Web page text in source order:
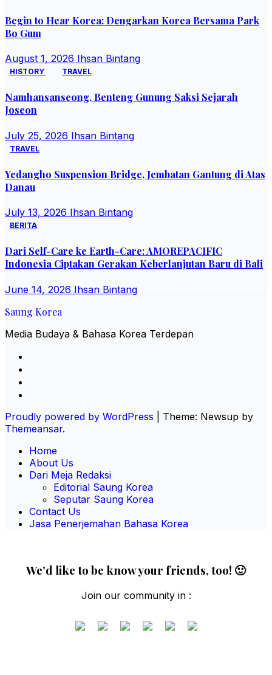
Begin to Hear Korea: Dengarkan Korea Bersama Park
Bo Gum
August 1, 2026 Ihsan Bintang
HISTORY TRAVEL
Namhansanseong, Benteng Gunung Saksi Sejarah
Joseon
July 25, 2026 Ihsan Bintang
TRAVEL
Yedangho Suspension Bridge, Jembatan Gantung di Atas
Danau
July 13, 2026 Ihsan Bintang
BERITA
Dari Self-Care ke Earth-Care: AMOREPACIFIC
Indonesia Ciptakan Gerakan Keberlanjutan Baru di Bali
June 14, 2026 Ihsan Bintang
Saung Korea
Media Budaya & Bahasa Korea Terdepan
Proudly powered by WordPress
Theme: Newsup by
Themeansar.
Home
About Us
Dari Meja Redaksi
Editorial Saung Korea
Seputar Saung Korea
Contact Us
Jasa Penerjemahan Bahasa Korea
We’d like to be know your friends, too! 🙂
Join our community in :